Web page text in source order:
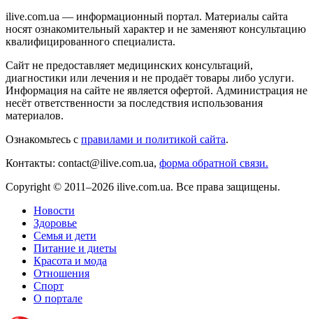
ilive.com.ua — информационный портал. Материалы сайта
носят ознакомительный характер и не заменяют консультацию
квалифицированного специалиста.
Сайт не предоставляет медицинских консультаций,
диагностики или лечения и не продаёт товары либо услуги.
Информация на сайте не является офертой. Администрация не
несёт ответственности за последствия использования
материалов.
Ознакомьтесь с правилами и политикой сайта.
Контакты: contact@ilive.com.ua, форма обратной связи.
Copyright © 2011–2026 ilive.com.ua. Все права защищены.
Новости
Здоровье
Семья и дети
Питание и диеты
Красота и мода
Отношения
Спорт
О портале